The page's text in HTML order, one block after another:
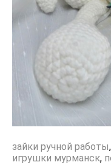
зайки ручной работы,
игрушки мурманск,